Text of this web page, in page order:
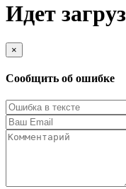
Идет
×
Сообщить об ошибке